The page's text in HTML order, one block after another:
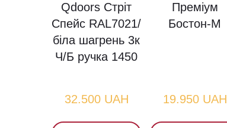
Qdoors Стріт
Спейс RAL7021/
біла шагрень 3к
Ч/Б ручка 1450
32.500 UAH
Преміум
Бостон-М
19.950 UAH